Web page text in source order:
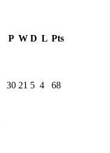
P W D L Pts
30 21 5 4 68